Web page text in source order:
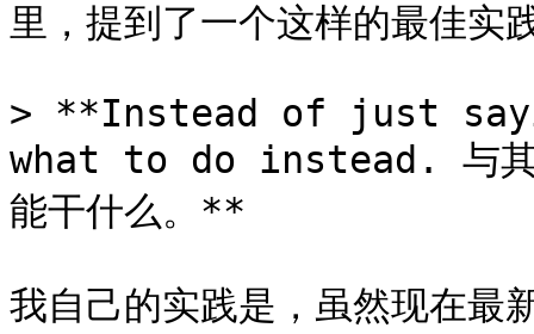
里，提到了一个这样的最佳实
> **Instead of just
what to do instead. 与其告
能干什么。**
我自己的实践是，虽然现在